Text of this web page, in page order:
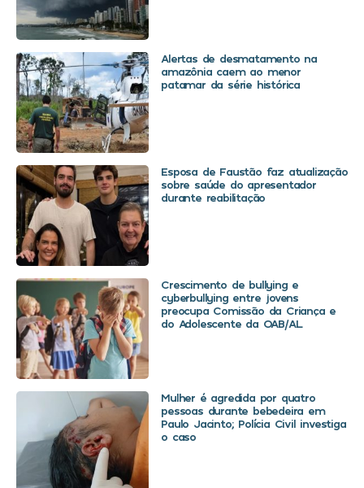
Alertas de desmatamento na
amazônia caem ao menor
patamar da série histórica
Esposa de Faustão faz atualização
sobre saúde do apresentador
durante reabilitação
Crescimento de bullying e
cyberbullying entre jovens
preocupa Comissão da Criança e
do Adolescente da OAB/AL
Mulher é agredida por quatro
pessoas durante bebedeira em
Paulo Jacinto; Polícia Civil investiga
o caso